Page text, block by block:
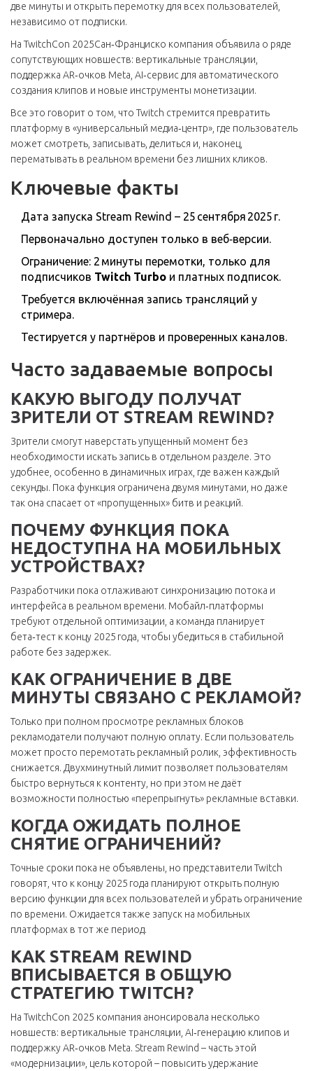
две минуты и открыть перемотку для всех пользователей,
независимо от подписки.
На TwitchCon 2025Сан‑Франциско компания объявила о ряде
сопутствующих новшеств: вертикальные трансляции,
поддержка AR‑очков Meta, AI‑сервис для автоматического
создания клипов и новые инструменты монетизации.
Все это говорит о том, что Twitch стремится превратить
платформу в «универсальный медиа‑центр», где пользователь
может смотреть, записывать, делиться и, наконец,
перематывать в реальном времени без лишних кликов.
Ключевые факты
Дата запуска Stream Rewind – 25 сентября 2025 г.
Первоначально доступен только в веб‑версии.
Ограничение: 2 минуты перемотки, только для
подписчиков Twitch Turbo и платных подписок.
Требуется включённая запись трансляций у
стримера.
Тестируется у партнёров и проверенных каналов.
Часто задаваемые вопросы
КАКУЮ ВЫГОДУ ПОЛУЧАТ
ЗРИТЕЛИ ОТ STREAM REWIND?
Зрители смогут наверстать упущенный момент без
необходимости искать запись в отдельном разделе. Это
удобнее, особенно в динамичных играх, где важен каждый
секунды. Пока функция ограничена двумя минутами, но даже
так она спасает от «пропущенных» битв и реакций.
ПОЧЕМУ ФУНКЦИЯ ПОКА
НЕДОСТУПНА НА МОБИЛЬНЫХ
УСТРОЙСТВАХ?
Разработчики пока отлаживают синхронизацию потока и
интерфейса в реальном времени. Мобайл‑платформы
требуют отдельной оптимизации, а команда планирует
бета‑тест к концу 2025 года, чтобы убедиться в стабильной
работе без задержек.
КАК ОГРАНИЧЕНИЕ В ДВЕ
МИНУТЫ СВЯЗАНО С РЕКЛАМОЙ?
Только при полном просмотре рекламных блоков
рекламодатели получают полную оплату. Если пользователь
может просто перемотать рекламный ролик, эффективность
снижается. Двухминутный лимит позволяет пользователям
быстро вернуться к контенту, но при этом не даёт
возможности полностью «перепрыгнуть» рекламные вставки.
КОГДА ОЖИДАТЬ ПОЛНОЕ
СНЯТИЕ ОГРАНИЧЕНИЙ?
Точные сроки пока не объявлены, но представители Twitch
говорят, что к концу 2025 года планируют открыть полную
версию функции для всех пользователей и убрать ограничение
по времени. Ожидается также запуск на мобильных
платформах в тот же период.
КАК STREAM REWIND
ВПИСЫВАЕТСЯ В ОБЩУЮ
СТРАТЕГИЮ TWITCH?
На TwitchCon 2025 компания анонсировала несколько
новшеств: вертикальные трансляции, AI‑генерацию клипов и
поддержку AR‑очков Meta. Stream Rewind – часть этой
«модернизации», цель которой – повысить удержание